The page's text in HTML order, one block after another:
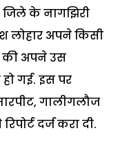
जिले के नागझिरी
लोहार अपने किसी
की अपने उस
गई. इस पर
गालीगलौज
दर्ज करा दी.